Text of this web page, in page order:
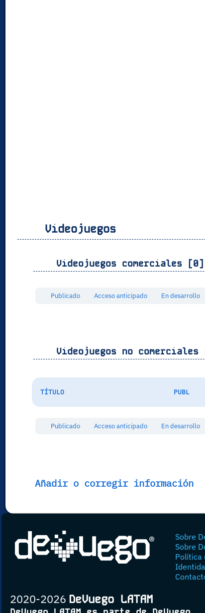
Videojuegos
Videojuegos comerciales [0]
Publicado Acceso anticipado En desarrollo
Videojuegos no comerciales
TÍTULO PUBL
Publicado Acceso anticipado En desarrollo
Añadir o corregir información
Sobre
Sobre
Política
2020-2026 DeVuego LATAM